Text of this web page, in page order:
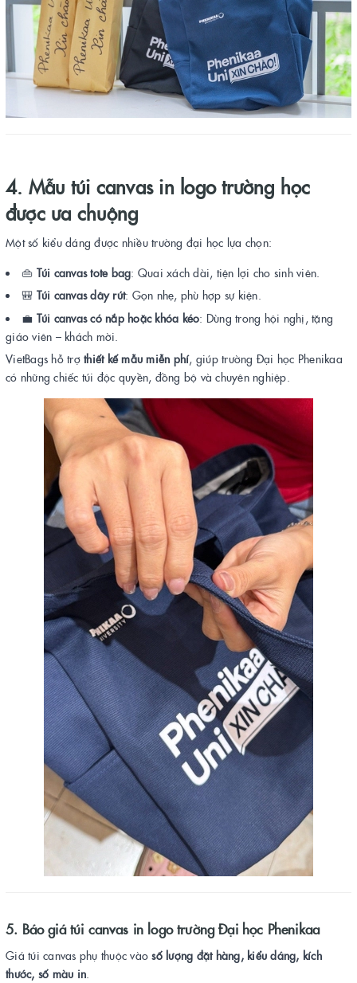
4. Mẫu túi canvas in logo trường học
được ưa chuộng
Một số kiểu dáng được nhiều trường đại học lựa chọn:
👜 Túi canvas tote bag: Quai xách dài, tiện lợi cho sinh viên.
🎒 Túi canvas dây rút: Gọn nhẹ, phù hợp sự kiện.
💼 Túi canvas có nắp hoặc khóa kéo: Dùng trong hội nghị, tặng
giáo viên – khách mời.
VietBags hỗ trợ thiết kế mẫu miễn phí, giúp trường Đại học Phenikaa
có những chiếc túi độc quyền, đồng bộ và chuyên nghiệp.
5. Báo giá túi canvas in logo trường Đại học Phenikaa
Giá túi canvas phụ thuộc vàosố lượng đặt hàng, kiểu dáng, kích
thước, số màu in.